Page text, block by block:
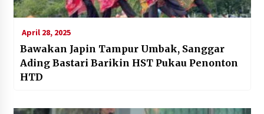
April 28, 2025
Bawakan Japin Tampur Umbak, Sanggar
Ading Bastari Barikin HST Pukau Penonton
HTD